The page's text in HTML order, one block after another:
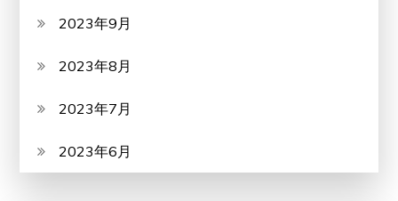
2023年9月
2023年8月
2023年7月
2023年6月